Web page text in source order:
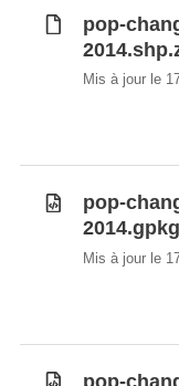
pop-
Mis à jour le
pop-
2014.gpkg
Mis à jour le
pop-